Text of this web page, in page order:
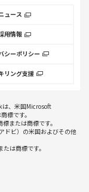
ュース
用情報
シーポリシー
リング支援
、米国Microsoft
標です。
または商標です。
ビ）の米国およびその他
は商標です。